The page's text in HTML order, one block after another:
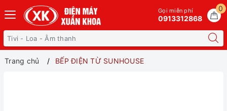
0
Gọi miễn phí
0913312868
Trang chủ BẾP ĐIỆN TỪ SUNHOUSE